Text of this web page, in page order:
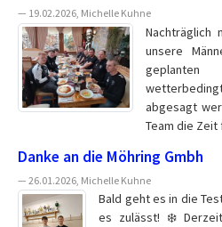
— 19.02.2026, Michelle Kuhne
Nachträglich
unsere
abgesagt
Team die Zeit
Danke an die Möhring Gmbh
— 26.01.2026, Michelle Kuhne
Bald geht es in die
es zulässt! ❄️